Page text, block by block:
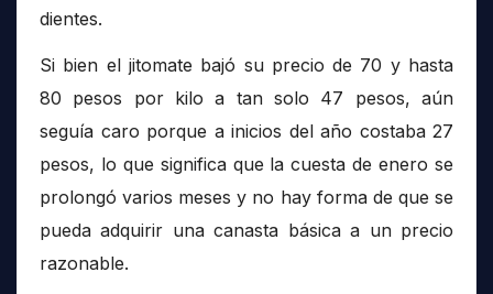
dientes.
Si bien el jitomate bajó su precio de 70 y hasta
80 pesos por kilo a tan solo 47 pesos, aún
seguía caro porque a inicios del año costaba 27
pesos, lo que significa que la cuesta de enero se
prolongó varios meses y no hay forma de que se
pueda adquirir una canasta básica a un precio
razonable.